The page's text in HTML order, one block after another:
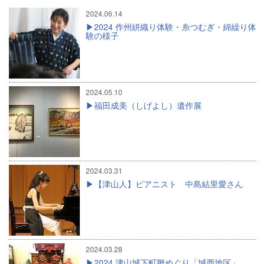
2024.06.14
2024 作州絣織り体験・糸つむぎ・綿繰り体
験の様子
2024.05.10
福田成美（しげよし）遺作展
2024.03.31
【津山人】ピアニスト 中島結里愛さん
2024.03.28